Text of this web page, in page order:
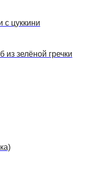
с цуккини
из зелёной гречки